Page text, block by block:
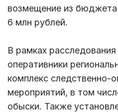
возмещение из
6 млн рублей.
В рамках
оперативники
комплекс следственно-
мероприятий, в том
обыски. Также